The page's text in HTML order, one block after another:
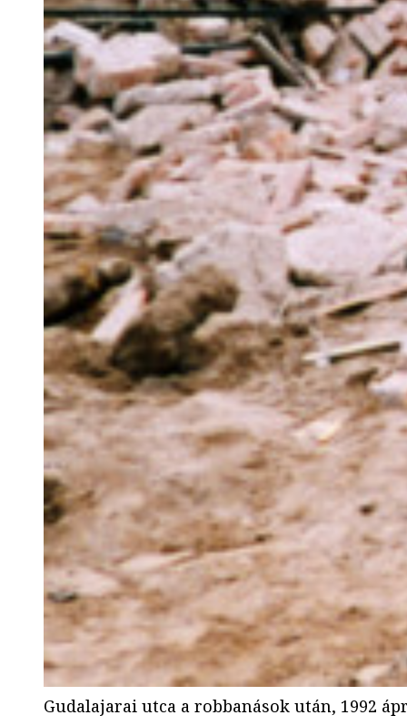
Gudalajarai utca a robbanások után, 1992